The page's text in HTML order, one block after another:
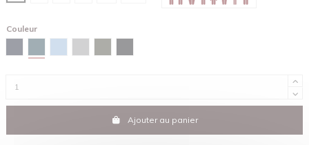
Couleur
Ajouter au panier